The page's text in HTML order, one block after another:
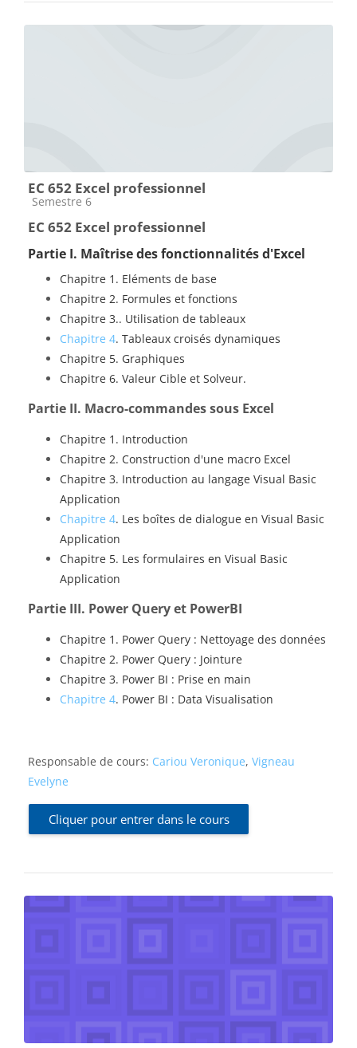
EC 652 Excel professionnel
Catégorie de cours
Semestre 6
EC 652 Excel professionnel
Partie I. Maîtrise des fonctionnalités d'Excel
Chapitre 1. Eléments de base
Chapitre 2. Formules et fonctions
Chapitre 3.. Utilisation de tableaux
Chapitre 4. Tableaux croisés dynamiques
Chapitre 5. Graphiques
Chapitre 6. Valeur Cible et Solveur.
Partie II. Macro-commandes sous Excel
Chapitre 1. Introduction
Chapitre 2. Construction d'une macro Excel
Chapitre 3. Introduction au langage Visual Basic
Application
Chapitre 4. Les boîtes de dialogue en Visual Basic
Application
Chapitre 5. Les formulaires en Visual Basic
Application
Partie III. Power Query et PowerBI
Chapitre 1. Power Query : Nettoyage des données
Chapitre 2. Power Query : Jointure
Chapitre 3. Power BI : Prise en main
Chapitre 4. Power BI : Data Visualisation
Responsable de cours: Cariou Veronique, Vigneau
Evelyne
Cliquer pour entrer dans le cours